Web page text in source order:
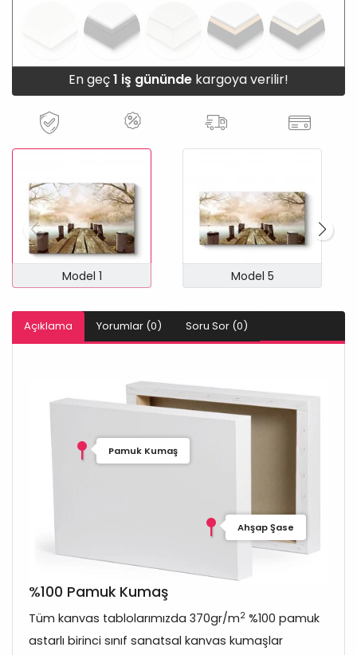
En geç1 iş gününde kargoya verilir!
Model 1 Model 5
Açıklama Yorumlar (0) Soru Sor (0)
Pamuk Kumaş
Ahşap Şase
%100 Pamuk Kumaş
Tüm kanvas tablolarımızda 370gr/m2 %100 pamuk
astarlı birinci sınıf sanatsal kanvas kumaşlar